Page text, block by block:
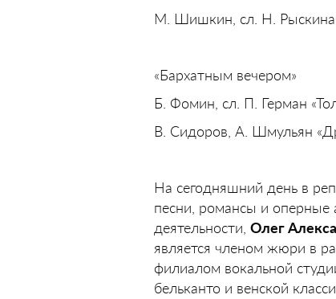
М. Шишкин, сл. Н.
«Бархатным вечером»
Б. Фомин, сл. П. Герман
В. Сидоров, А. Шмульян
На сегодняшний день в
песни, романсы и оперные
деятельности, Олег
является членом жюри в
филиалом вокальной
бельканто и венской